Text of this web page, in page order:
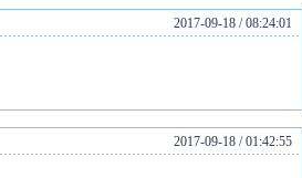
2017-09-18 / 08:24:01
2017-09-18 / 01:42:55